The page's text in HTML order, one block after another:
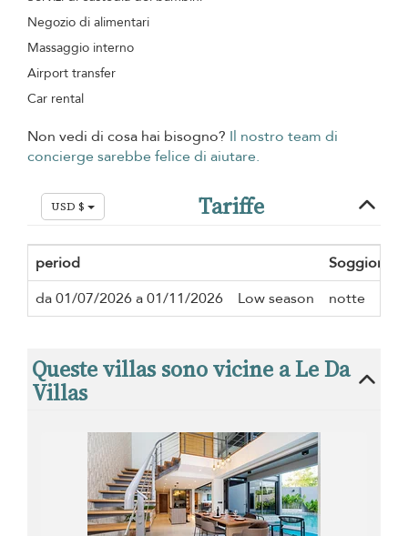
Negozio di alimentari
Massaggio interno
Airport transfer
Car rental
Non vedi di cosa hai bisogno? Il nostro team di
concierge sarebbe felice di aiutare.
USD $ Tariffe
period
Soggiorno
da 01/07/2026 a 01/11/2026
Low season notte
Queste villas sono vicine a Le Da
Villas